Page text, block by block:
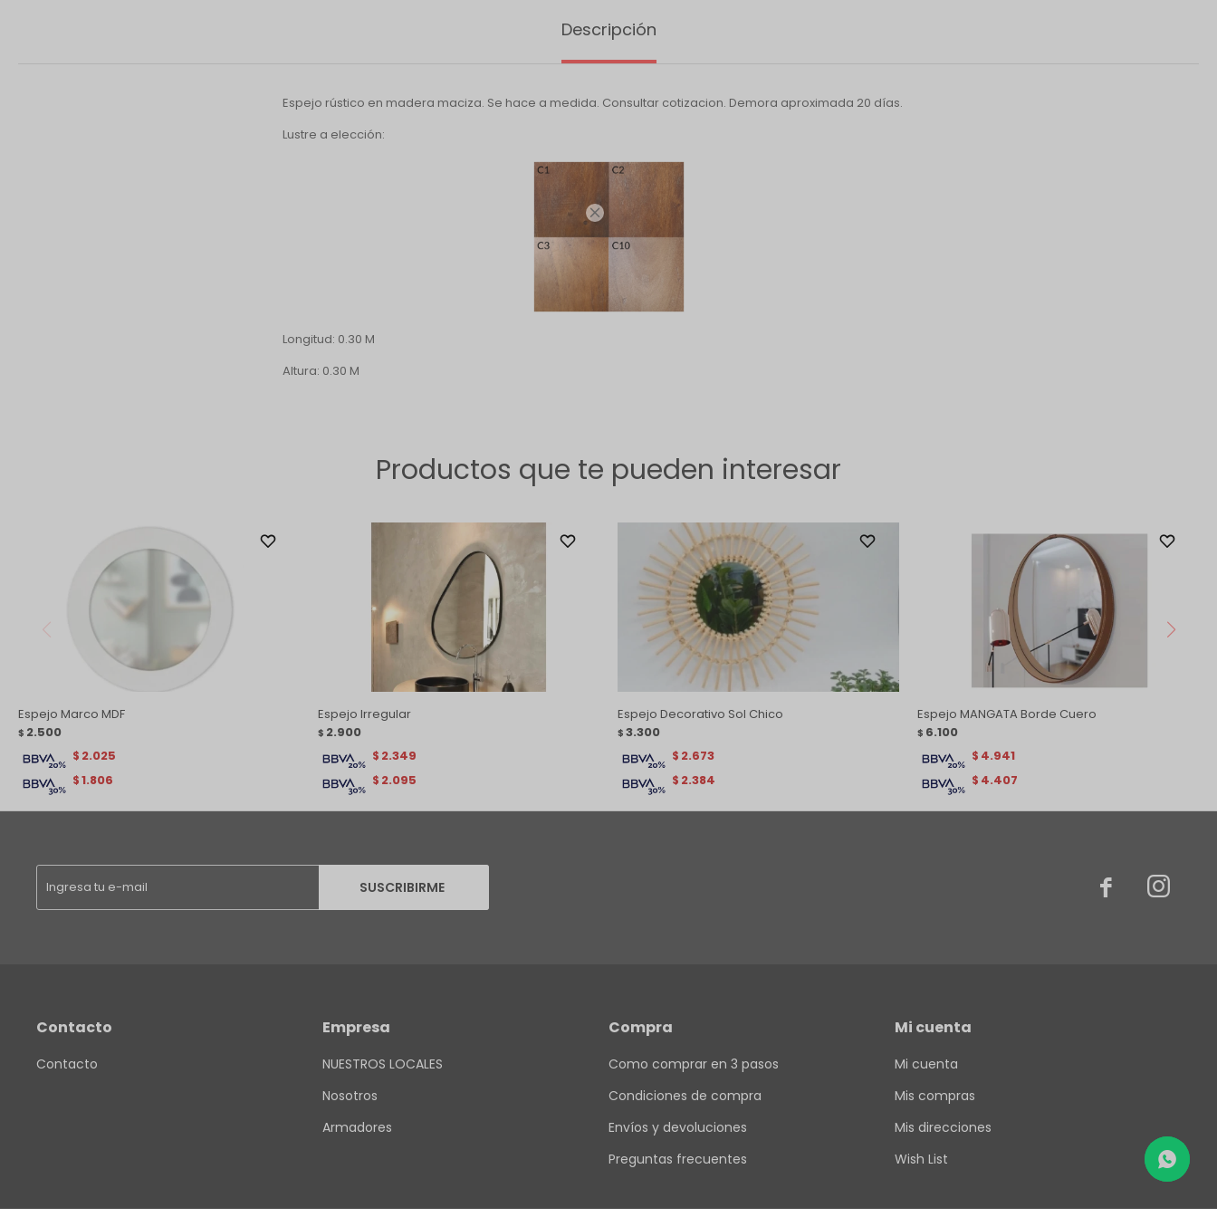

Descripción
Espejo rústico en madera maciza. Se hace a medida. Consultar cotizacion. Demora aproximada 20 días.
Lustre a elección:
Longitud: 0.30 M
Altura: 0.30 M
Productos que te pueden interesar
Espejo Marco MDF
$ 2.500
$1.806
$ 2.025
Espejo Irregular
$ 2.900
$ 2.095
$ 2.349
Espejo Decorativo Sol Chico
$ 3.300
$ 2.384
$ 2.673
Espejo MANGATA Borde Cuero
$ 6.100
$ 4.407
$ 4.941
SUSCRIBIRME  
Contacto
Contacto
Empresa
NUESTROS LOCALES
Nosotros
Armadores
Compra
Como comprar en 3 pasos
Condiciones de compra
Envíos y devoluciones
Preguntas frecuentes
Mi cuenta
Mi cuenta
Mis compras
Mis direcciones
Wish List